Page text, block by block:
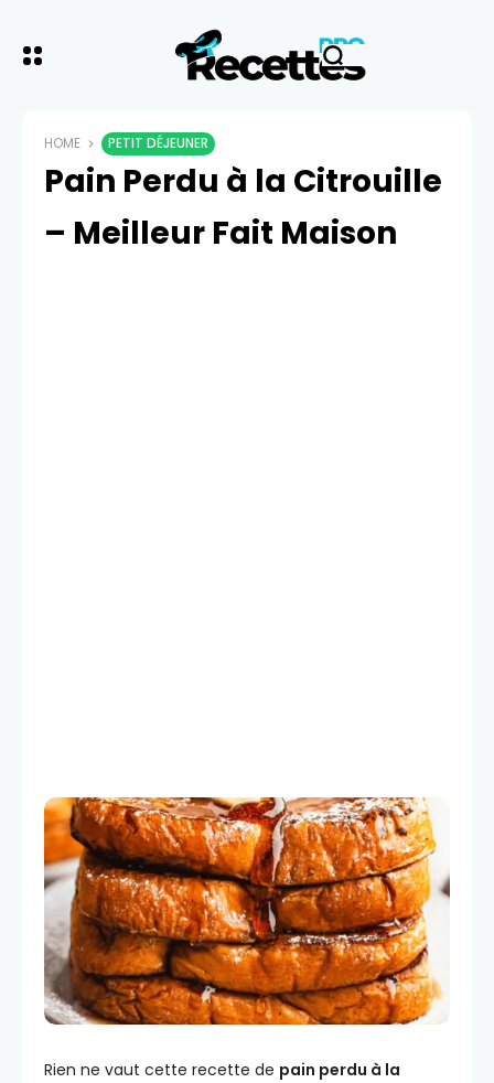
HOME PETIT DÉJEUNER
Pain Perdu à la Citrouille
– Meilleur Fait Maison
Rien ne vaut cette recette de pain perdu à la